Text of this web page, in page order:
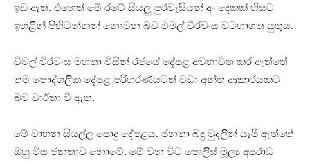
ඉඩ ඇත. එහෙත් මේ රටේ සියලු පුරවැසියන් අං දෙකක් හිසට
ඉහළින් පිහිටන්නන් නොවන බව විමල් වීරවංස වටහාගත යුතුය.
විමල් වීරවංස මහතා විසින් රජයේ දේපළ අවභාවිත කර ඇත්තේ
තම පෞද්ගලික දේපළ පරිහරණයටත් වඩා අන්ත ආකාරයකට
බව වාර්තා වී ඇත.
මේ වාහන සියල්ල පොදු දේපළය. ජනතා බදු මුදලින් යැපී ඇත්තේ
ඔහු මිස ජනතාව නොවේ. මේ වන විට පොලිස් මූල්‍ය අපරාධ